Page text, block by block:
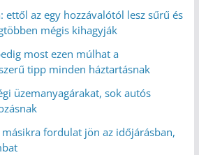
ettől az egy hozzávalótól lesz sűrű és
mégis kihagyják
most ezen múlhat a
tipp minden háztartásnak
üzemanyagárakat, sok autós
fordulat jön az időjárásban,